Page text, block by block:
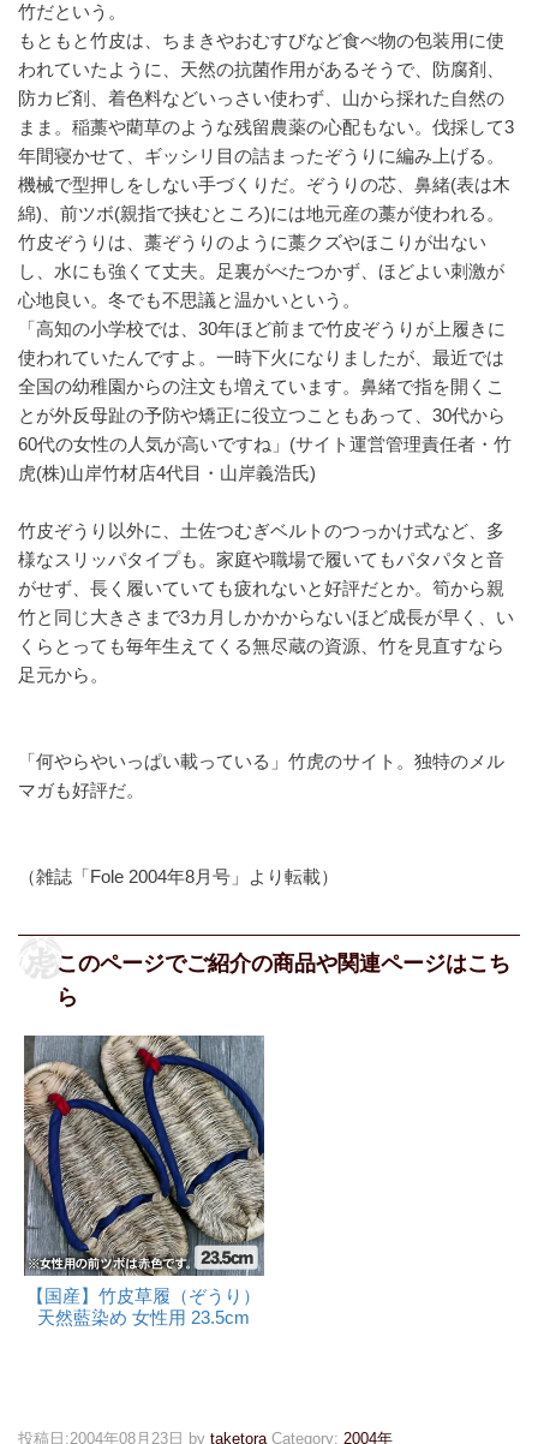
竹だという。
もともと竹皮は、ちまきやおむすびなど食べ物の包装用に使
われていたように、天然の抗菌作用があるそうで、防腐剤、
防カビ剤、着色料などいっさい使わず、山から採れた自然の
まま。稲藁や藺草のような残留農薬の心配もない。伐採して3
年間寝かせて、ギッシリ目の詰まったぞうりに編み上げる。
機械で型押しをしない手づくりだ。ぞうりの芯、鼻緒(表は木
綿)、前ツボ(親指で挟むところ)には地元産の藁が使われる。
竹皮ぞうりは、藁ぞうりのように藁クズやほこりが出ない
し、水にも強くて丈夫。足裏がべたつかず、ほどよい刺激が
心地良い。冬でも不思議と温かいという。
「高知の小学校では、30年ほど前まで竹皮ぞうりが上履きに
使われていたんですよ。一時下火になりましたが、最近では
全国の幼稚園からの注文も増えています。鼻緒で指を開くこ
とが外反母趾の予防や矯正に役立つこともあって、30代から
60代の女性の人気が高いですね」(サイト運営管理責任者・竹
虎(株)山岸竹材店4代目・山岸義浩氏)
竹皮ぞうり以外に、土佐つむぎベルトのつっかけ式など、多
様なスリッパタイプも。家庭や職場で履いてもパタパタと音
がせず、長く履いていても疲れないと好評だとか。筍から親
竹と同じ大きさまで3カ月しかかからないほど成長が早く、い
くらとっても毎年生えてくる無尽蔵の資源、竹を見直すなら
足元から。
「何やらやいっぱい載っている」竹虎のサイト。独特のメル
マガも好評だ。
（雑誌「Fole 2004年8月号」より転載）
【国産】竹皮草履（ぞうり）
天然藍染め 女性用 23.5cm
投稿日:2004年08月23日 by taketora Category: 2004年